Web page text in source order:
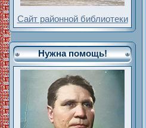
Сайт районной библиотеки
Нужна помощь!